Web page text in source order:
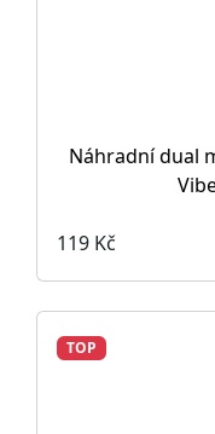
Náhradní dual
119 Kč
TOP